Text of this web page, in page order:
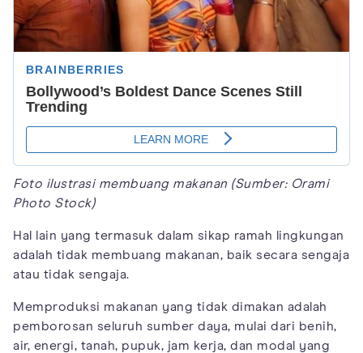
Foto ilustrasi membuang makanan (Sumber: Orami
Photo Stock)
Hal lain yang termasuk dalam sikap ramah lingkungan
adalah tidak membuang makanan, baik secara sengaja
atau tidak sengaja.
Memproduksi makanan yang tidak dimakan adalah
pemborosan seluruh sumber daya, mulai dari benih,
air, energi, tanah, pupuk, jam kerja, dan modal yang